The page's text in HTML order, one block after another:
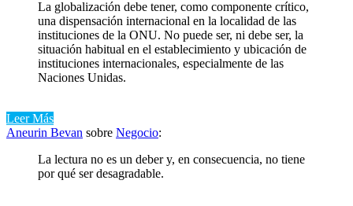
La globalización debe tener, como componente crítico,
una dispensación internacional en la localidad de las
instituciones de la ONU. No puede ser, ni debe ser, la
situación habitual en el establecimiento y ubicación de
instituciones internacionales, especialmente de las
Naciones Unidas.
Leer Más
Aneurin Bevan sobre Negocio:
La lectura no es un deber y, en consecuencia, no tiene
por qué ser desagradable.